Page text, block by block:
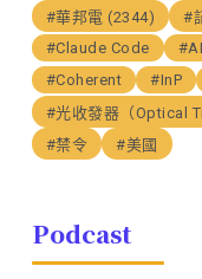
#華邦電 (2344)
#
#Claude Code
#AI
#Coherent
#InP
#光收發器（Optical
#禁令
#美國
Podcast